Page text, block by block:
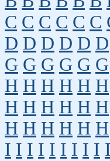
C C C C C C
D D D D D D
G G G G G G
H H H H H H
H H H H H H
H H H H H H
I I I I I I I I I I